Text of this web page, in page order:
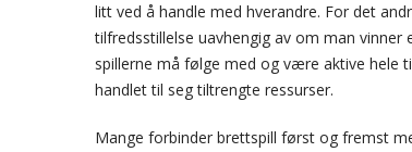
litt ved å handle med hverandre. For det
tilfredsstillelse uavhengig av om man
spillerne må følge med og være aktive hele
handlet til seg tiltrengte ressurser.
Mange forbinder brettspill først og fremst